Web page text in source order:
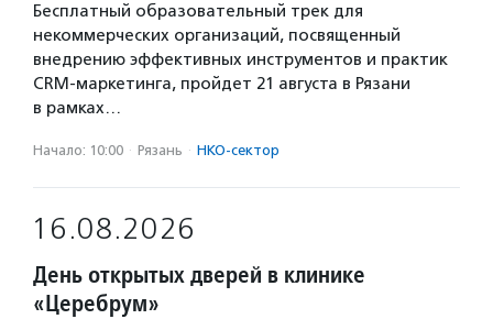
Бесплатный образовательный трек для
некоммерческих организаций, посвященный
внедрению эффективных инструментов и практик
CRM-маркетинга, пройдет 21 августа в Рязани
в рамках…
Начало: 10:00 · Рязань · НКО-сектор
16.08.2026
День открытых дверей в клинике
«Церебрум»